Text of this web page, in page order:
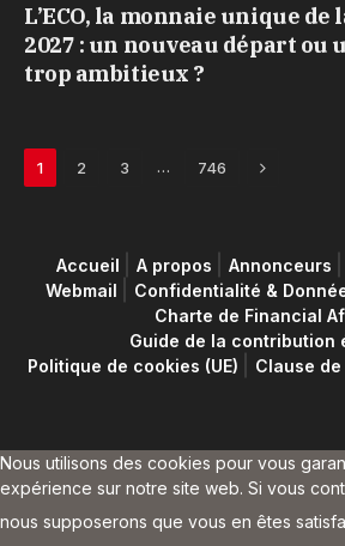
L’ECO, la monnaie unique de
2027 : un nouveau départ ou
trop ambitieux ?
1 2 3 … 746 Next
Accueil A propos Annonceurs
Webmail
Confidentialité &
Charte de Financial
Guide de la contribution
Politique de cookies (UE)
Clause
Nous utilisons des cookies pour vous
expérience sur notre site web. Si vous
nous supposerons que vous en êtes